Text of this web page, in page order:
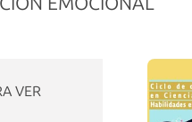
VER